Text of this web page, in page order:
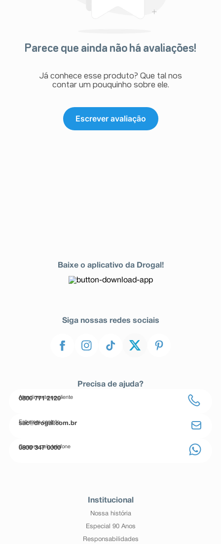
Parece que ainda não há avaliações!
Já conhece esse produto? Que tal nos
contar um pouquinho sobre ele.
Escrever avaliação
Baixe o aplicativo da Drogal!
Siga nossas redes sociais
Precisa de ajuda?
Atendimento ao cliente
0800 771 2120
Entre em contato
sac@drogal.com.br
Compre pelo telefone
0800 347 0000
Institucional
Nossa história
Especial 90 Anos
Responsabilidades